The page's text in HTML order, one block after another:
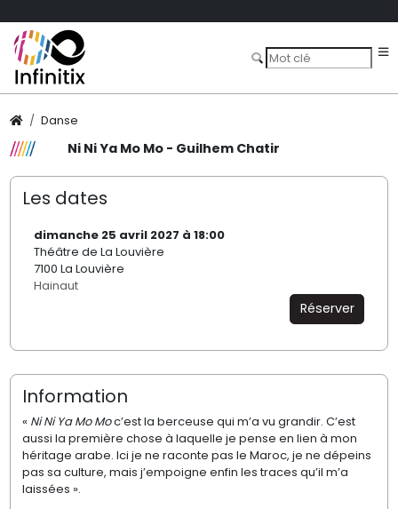
Danse
Ni Ni Ya Mo Mo - Guilhem Chatir
Les dates
dimanche 25 avril 2027 à 18:00
Théâtre de La Louvière
7100 La Louvière
Hainaut
Réserver
Information
« Ni Ni Ya Mo Moc’est la berceuse qui m’a vu grandir. C’est
aussi la première chose à laquelle je pense en lien à mon
héritage arabe. Ici je ne raconte pas le Maroc, je ne dépeins
pas sa culture, mais j’empoigne enfin les traces qu’il m’a
laissées ».